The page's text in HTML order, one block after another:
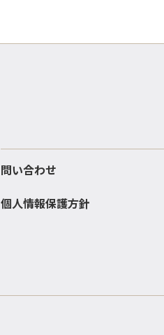
問い合わせ
個人情報保護方針